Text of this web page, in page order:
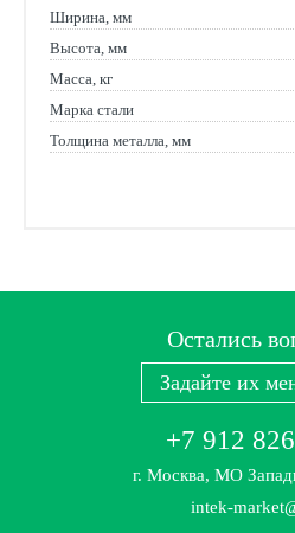
Ширина, мм
Высота, мм
Масса, кг
Марка стали
Толщина металла, мм
Остались
Задайте их
+7 912
г. Москва, МО
intek-